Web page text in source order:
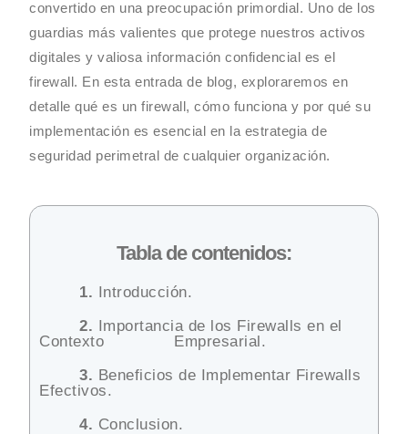
convertido en una preocupación primordial. Uno de los
guardias más valientes que protege nuestros activos
digitales y valiosa información confidencial es el
firewall. En esta entrada de blog, exploraremos en
detalle qué es un firewall, cómo funciona y por qué su
implementación es esencial en la estrategia de
seguridad perimetral de cualquier organización.
Tabla de contenidos:
1. Introducción.
2. Importancia de los Firewalls en el
Contexto Empresarial.
3. Beneficios de Implementar Firewalls
Efectivos.
4. Conclusion.